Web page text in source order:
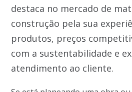
destaca no mercado de
construção pela sua
produtos, preços
com a sustentabilidade e
atendimento ao cliente.